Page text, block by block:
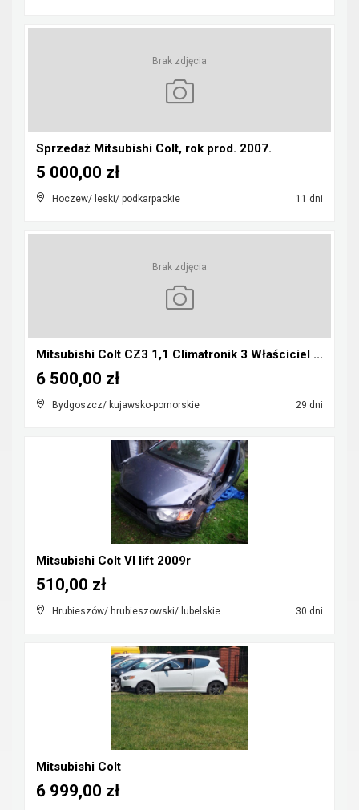
Brak zdjęcia
Sprzedaż Mitsubishi Colt, rok prod. 2007.
Hoczew/ leski/ podkarpackie 11 dni
5 000,00 zł
Brak zdjęcia
Mitsubishi Colt CZ3 1,1 Climatronik 3 Właściciel ...
Bydgoszcz/ kujawsko-pomorskie 29 dni
6 500,00 zł
Mitsubishi Colt VI lift 2009r
Hrubieszów/ hrubieszowski/ lubelskie 30 dni
510,00 zł
Mitsubishi Colt
6 999,00 zł